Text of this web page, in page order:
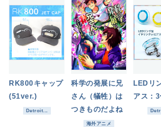
RK800キャップ
(51ver.)
Detroit...
科学の発展に兄
さん（犠牲）は
つきものだよね
海外アニメ
LEDリ
アス：3